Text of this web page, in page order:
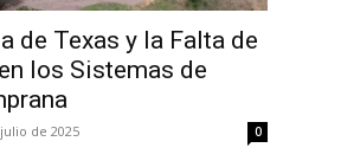
de Texas y la Falta de
los Sistemas de
de 2025 0